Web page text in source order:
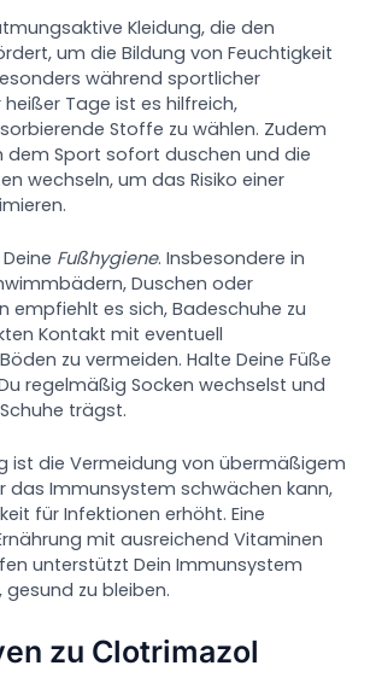
Kleidung, die den
um die Bildung von Feuchtigkeit
während sportlicher
Tage ist es hilfreich,
Stoffe zu wählen. Zudem
dem Sport sofort duschen und die
wechseln, um das Risiko einer
Fußhygiene. Insbesondere in
Duschen oder
empfiehlt es sich, Badeschuhe zu
Kontakt mit eventuell
zu vermeiden. Halte Deine Füße
regelmäßig Socken wechselst und
trägst.
ist die Vermeidung von übermäßigem
das Immunsystem schwächen kann,
für Infektionen erhöht. Eine
mit ausreichend Vitaminen
unterstützt Dein Immunsystem
zu bleiben.
zu Clotrimazol